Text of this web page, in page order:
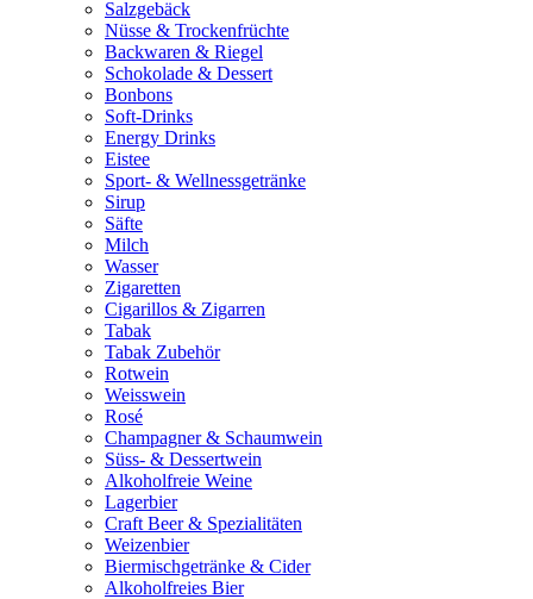
Salzgebäck
Nüsse & Trockenfrüchte
Backwaren & Riegel
Schokolade & Dessert
Bonbons
Soft-Drinks
Energy Drinks
Eistee
Sport- & Wellnessgetränke
Sirup
Säfte
Milch
Wasser
Zigaretten
Cigarillos & Zigarren
Tabak
Tabak Zubehör
Rotwein
Weisswein
Rosé
Champagner & Schaumwein
Süss- & Dessertwein
Alkoholfreie Weine
Lagerbier
Craft Beer & Spezialitäten
Weizenbier
Biermischgetränke & Cider
Alkoholfreies Bier